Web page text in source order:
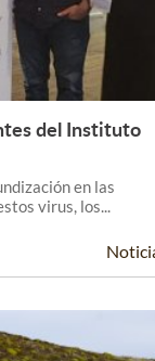
Leer Más +
del Instituto
en las
virus, los...